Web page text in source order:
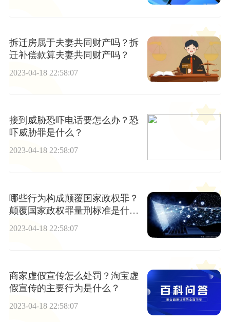
拆迁房属于夫妻共同财产吗？拆
迁补偿款算夫妻共同财产吗？
2023-04-18 22:58:07
接到威胁恐吓电话要怎么办？恐
吓威胁罪是什么？
2023-04-18 22:58:07
哪些行为构成颠覆国家政权罪？
颠覆国家政权罪量刑标准是什
2023-04-18 22:58:07
商家虚假宣传怎么处罚？淘宝虚
假宣传的主要行为是什么？
2023-04-18 22:58:07